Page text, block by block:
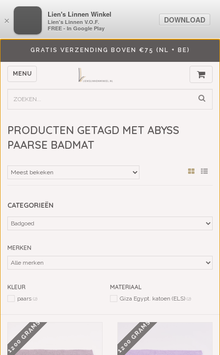
GRATIS VERZENDING BOVEN €75 (NL + BE)
MENU
PRODUCTEN GETAGD MET ABYSS
PAARSE BADMAT
CATEGORIEËN
MERKEN
KLEUR
paars (2)
MATERIAAL
Giza Egypt. katoen (ELS) (2)
1200 GRAMS 1200 GRAMS
×
LiensLinnenwinkel.nl
Lien's Linnen V.O.F.
FREE - In Google Play
DOWNLOAD
×
Lien's Linnen Winkel
Lien's Linnen V.O.F.
FREE - In Google Play
DOWNLOAD